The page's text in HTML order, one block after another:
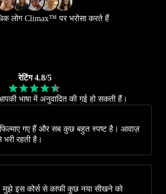
लोग Climax™ पर भरोसा करते हैं
रेटिंग 4.8/5
भाषा में अनुवादित की गई हो सकती हैं।
गए हैं और सब कुछ बहुत स्पष्ट है। आवाज़
रहती है।
मुझे इस कोर्स से काफी कुछ नया सीखने को